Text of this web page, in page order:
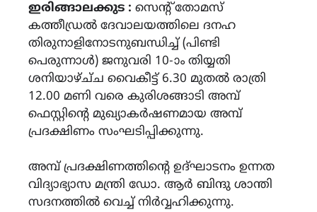
ഇരിങ്ങാലക്കുട : സെന്റ് തോമസ്
കത്തീഡ്രൽ ദേവാലയത്തിലെ ദനഹ
തിരുനാളിനോടനുബന്ധിച്ച് (പിണ്ടി
പെരുന്നാൾ) ജനുവരി 10-ാം തിയ്യതി
ശനിയാഴ്ച്‌ച വൈകീട്ട് 6.30 മുതൽ രാത്രി
12.00 മണി വരെ കുരിശങ്ങാടി അമ്പ്
ഫെസ്റ്റിൻ്റെ മുഖ്യാകർഷണമായ അമ്പ്
പ്രദക്ഷിണം സംഘടിപ്പിക്കുന്നു.
അമ്പ് പ്രദക്ഷിണത്തിന്റെ ഉദ്ഘാടനം ഉന്നത
വിദ്യാഭ്യാസ മന്ത്രി ഡോ. ആർ ബിന്ദു ശാന്തി
സദനത്തിൽ വെച്ച് നിർവ്വഹിക്കുന്നു.